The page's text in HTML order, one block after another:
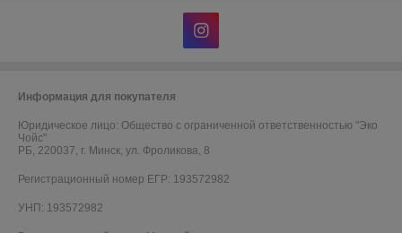
Информация для покупателя
Юридическое лицо: Общество с ограниченной ответственностью "Эко
Чойс"
РБ, 220037, г. Минск, ул. Фроликова, 8
Регистрационный номер ЕГР: 193572982
УНП: 193572982